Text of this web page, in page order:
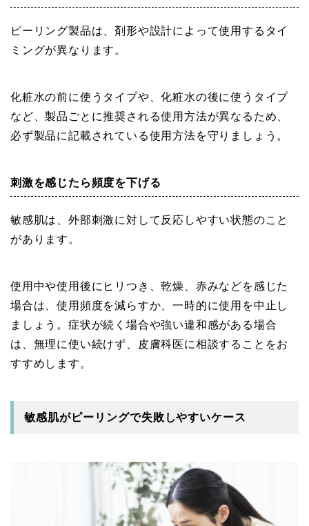
ピーリング製品は、剤形や設計によって使用するタイ
ミングが異なります。
化粧水の前に使うタイプや、化粧水の後に使うタイプ
など、製品ごとに推奨される使用方法が異なるため、
必ず製品に記載されている使用方法を守りましょう。
刺激を感じたら頻度を下げる
敏感肌は、外部刺激に対して反応しやすい状態のこと
があります。
使用中や使用後にヒリつき、乾燥、赤みなどを感じた
場合は、使用頻度を減らすか、一時的に使用を中止し
ましょう。症状が続く場合や強い違和感がある場合
は、無理に使い続けず、皮膚科医に相談することをお
すすめします。
敏感肌がピーリングで失敗しやすいケース